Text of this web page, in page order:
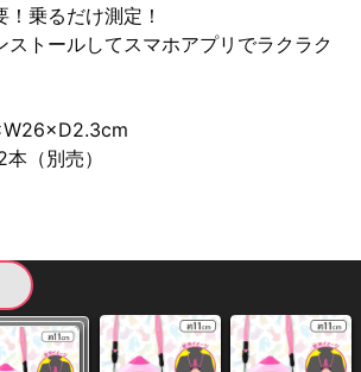
乗るだけ測定！
ストールしてスマホアプリでラクラク
（別売）